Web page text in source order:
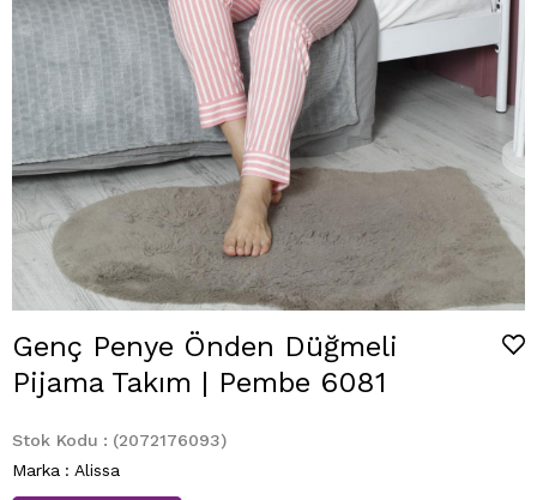
Genç Penye Önden Düğmeli
Pijama Takım | Pembe 6081
Stok Kodu
(2072176093)
Marka : Alissa